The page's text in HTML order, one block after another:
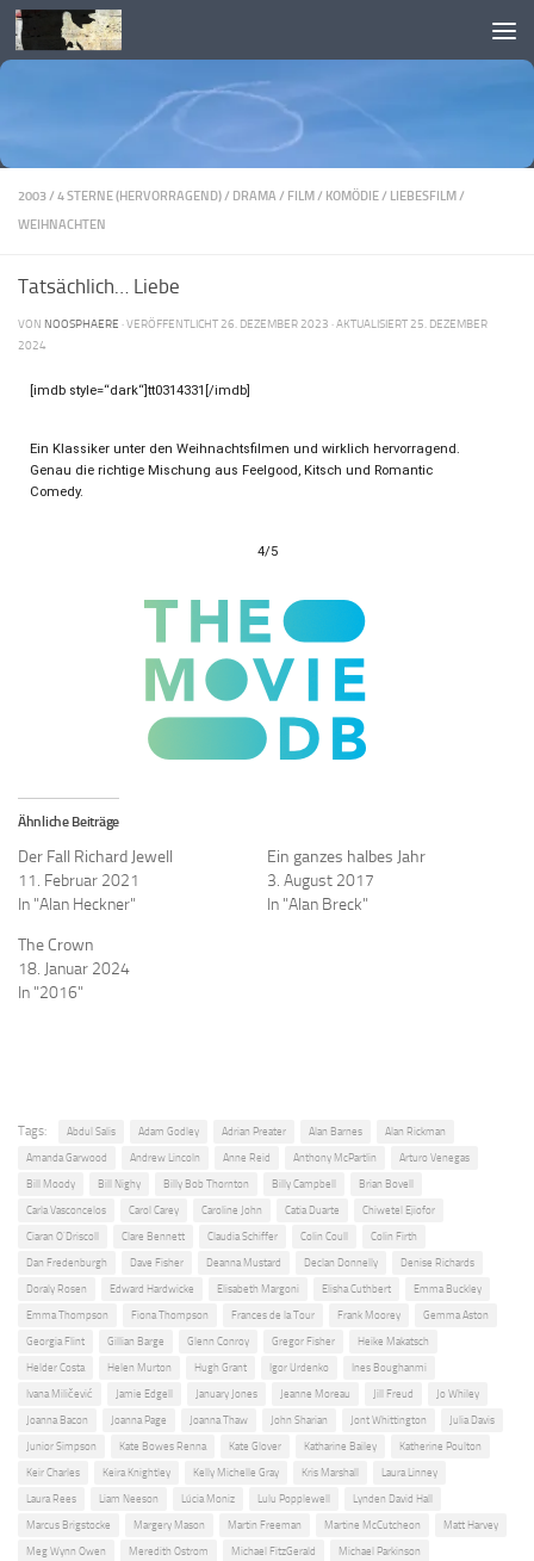
Skip to content
2003/ 4 STERNE (HERVORRAGEND)/ DRAMA / FILM / KOMÖDIE/ LIEBESFILM /
WEIHNACHTEN
Tatsächlich… Liebe
VON NOOSPHAERE · VERÖFFENTLICHT26. DEZEMBER 2023 · AKTUALISIERT25. DEZEMBER
2024
[imdb style=“dark“]tt0314331[/imdb]
Ein Klassiker unter den Weihnachtsfilmen und wirklich hervorragend.
Genau die richtige Mischung aus Feelgood, Kitsch und Romantic
Comedy.
4/5
Ähnliche Beiträge
Der Fall Richard Jewell
11. Februar 2021
In "Alan Heckner"
Ein ganzes halbes Jahr
3. August 2017
In "Alan Breck"
The Crown
18. Januar 2024
In "2016"
Tags: Abdul Salis Adam Godley Adrian Preater Alan Barnes Alan Rickman
Amanda Garwood Andrew Lincoln Anne Reid Anthony McPartlin Arturo Venegas
Bill Moody Bill Nighy Billy Bob Thornton Billy Campbell Brian Bovell
Carla Vasconcelos Carol Carey Caroline John Catia Duarte Chiwetel Ejiofor
Ciaran O'Driscoll Clare Bennett Claudia Schiffer Colin Coull Colin Firth
Dan Fredenburgh Dave Fisher Deanna Mustard Declan Donnelly Denise Richards
Doraly Rosen Edward Hardwicke Elisabeth Margoni Elisha Cuthbert Emma Buckley
Emma Thompson Fiona Thompson Frances de la Tour Frank Moorey Gemma Aston
Georgia Flint Gillian Barge Glenn Conroy Gregor Fisher Heike Makatsch
Helder Costa Helen Murton Hugh Grant Igor Urdenko Ines Boughanmi
Ivana Miličević Jamie Edgell January Jones Jeanne Moreau Jill Freud Jo Whiley
Joanna Bacon Joanna Page Joanna Thaw John Sharian Jont Whittington Julia Davis
Junior Simpson Kate Bowes Renna Kate Glover Katharine Bailey Katherine Poulton
Keir Charles Keira Knightley Kelly Michelle Gray Kris Marshall Laura Linney
Laura Rees Liam Neeson Lúcia Moniz Lulu Popplewell Lynden David Hall
Marcus Brigstocke Margery Mason Martin Freeman Martine McCutcheon Matt Harvey
Meg Wynn Owen Meredith Ostrom Michael FitzGerald Michael Parkinson